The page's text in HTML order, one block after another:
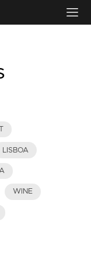
LISBOA
WINE